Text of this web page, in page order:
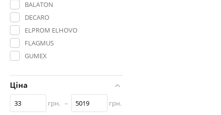
BALATON
DECARO
ELPROM ELHOVO
FLAGMUS
GUMEX
LSA
Ціна
грн. – грн.